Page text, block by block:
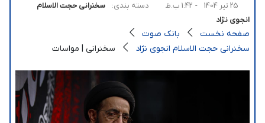
25 تیر 1404 - 1:42 ب.ظ دسته بندی:
سخنرانی حجت الاسلام
انجوی نژاد
صفحه نخست
بانک صوت
سخنرانی حجت الاسلام انجوی نژاد
سخنرانی | مواسات